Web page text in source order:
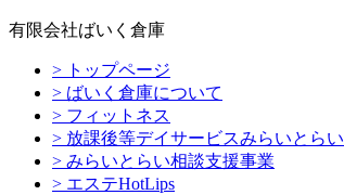
有限会社ばいく倉庫
> トップページ
> ばいく倉庫について
> フィットネス
> 放課後等デイサービスみらいとらい
> みらいとらい相談支援事業
> エステHotLips